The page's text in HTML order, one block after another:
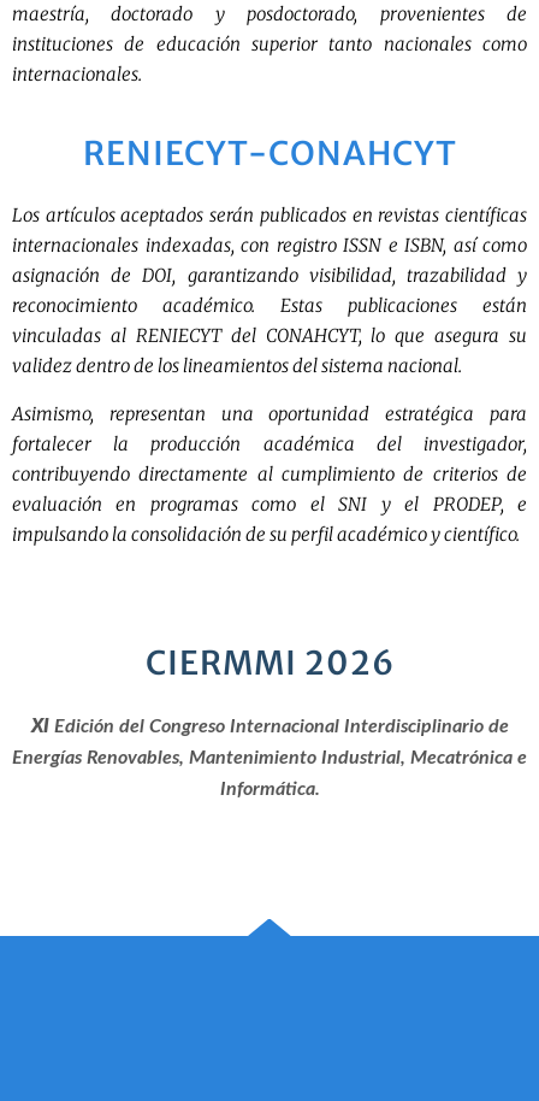
maestría, doctorado y posdoctorado, provenientes de
instituciones de educación superior tanto nacionales como
internacionales.
RENIECYT-CONAHCYT
Los artículos aceptados serán publicados en revistas científicas
internacionales indexadas, con registro ISSN e ISBN, así como
asignación de DOI, garantizando visibilidad, trazabilidad y
reconocimiento académico. Estas publicaciones están
vinculadas al RENIECYT del CONAHCYT, lo que asegura su
validez dentro de los lineamientos del sistema nacional.
Asimismo, representan una oportunidad estratégica para
fortalecer la producción académica del investigador,
contribuyendo directamente al cumplimiento de criterios de
evaluación en programas como el SNI y el PRODEP, e
impulsando la consolidación de su perfil académico y científico.
CIERMMI 2026
XIEdición del Congreso Internacional Interdisciplinario de
Energías Renovables, Mantenimiento Industrial, Mecatrónica e
Informática.